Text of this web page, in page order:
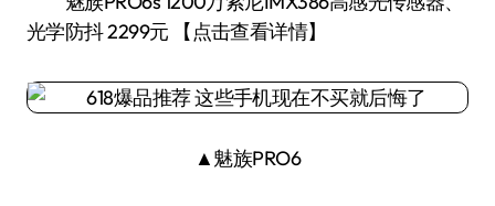
光学防抖 2299元 【点击查看详情】
▲魅族PRO6